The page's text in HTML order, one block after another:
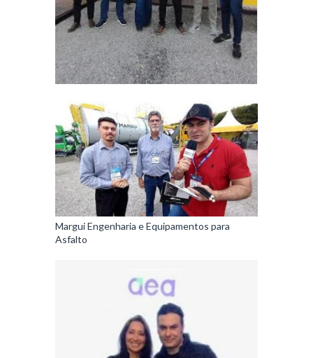
Margui Engenharia e Equipamentos para
Asfalto